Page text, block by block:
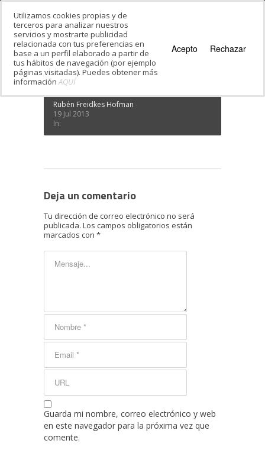
Estás en: Inicio · ¿Quieres bailar danzas
israelíes? · 20120726_194947-1170×563
20120726_194947-1170×563
Rubén Freidkes Hofman
19 Jul 2013
In:
Deja un comentario
Tu dirección de correo electrónico no será
publicada. Los campos obligatorios están
marcados con *
Guarda mi nombre, correo electrónico y web
en este navegador para la próxima vez que
comente.
Utilizamos cookies propias y de
terceros para analizar nuestros
servicios y mostrarte publicidad
relacionada con tus preferencias en
base a un perfil elaborado a partir de
tus hábitos de navegación (por ejemplo
páginas visitadas). Puedes obtener más
información AQUÍ
Acepto Rechazar